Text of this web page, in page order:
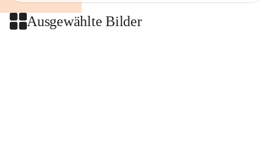
Ausgewählte Bilder